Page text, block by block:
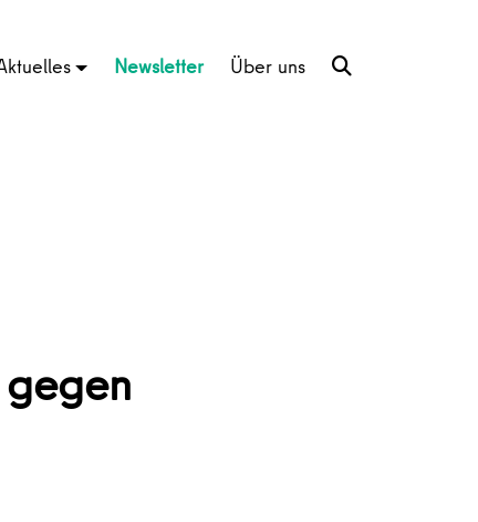
Newsletter Über uns